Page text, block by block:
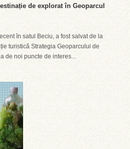
de explorat în Geoparcul
în satul Beciu, a fost salvat de la
turistică Strategia Geoparcului de
de noi puncte de interes...